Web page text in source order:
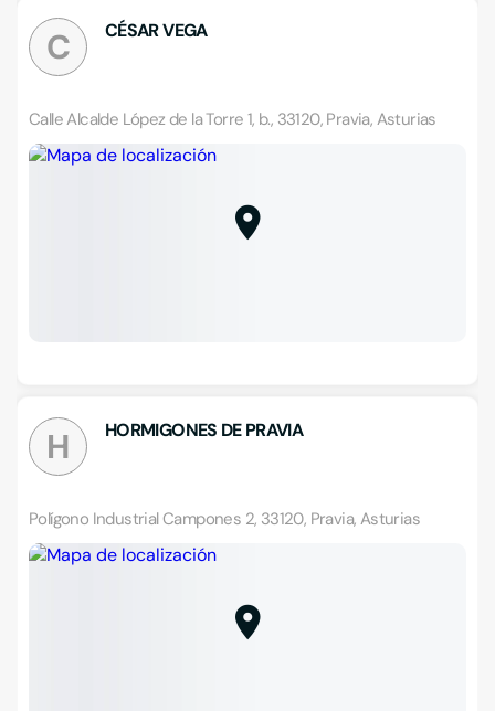
C CÉSAR VEGA
Calle Alcalde López de la Torre 1, b., 33120, Pravia, Asturias
H HORMIGONES DE PRAVIA
Polígono Industrial Campones 2, 33120, Pravia, Asturias